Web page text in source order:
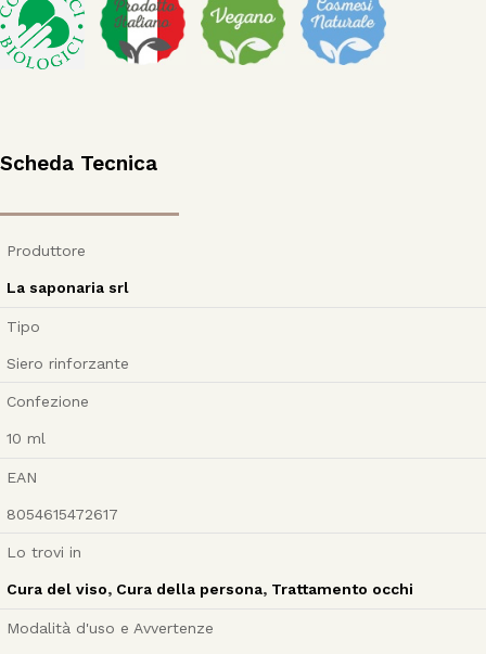
Scheda Tecnica
Produttore
La saponaria srl
Tipo
Siero rinforzante
Confezione
10 ml
EAN
8054615472617
Lo trovi in
Cura del viso, Cura della persona, Trattamento occhi
Modalità d'uso e Avvertenze